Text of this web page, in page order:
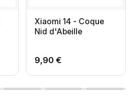
Xiaomi 14 - Coque
Nid d'Abeille
9,90 €